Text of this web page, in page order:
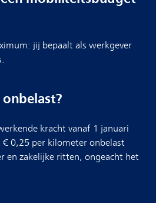
jij bepaalt als werkgever
kracht vanaf 1 januari
0,25 per kilometer onbelast
en zakelijke ritten, ongeacht het